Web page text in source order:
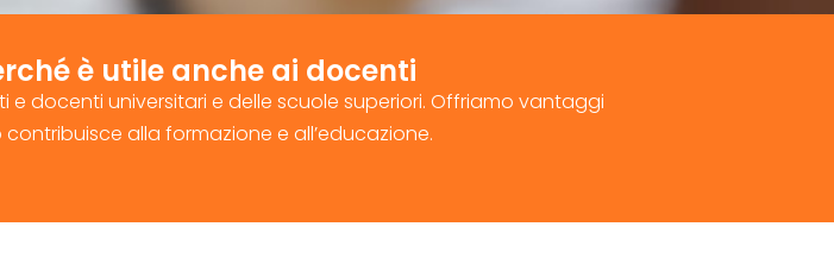
è utile anche ai docenti
e docenti universitari e delle scuole superiori. Offriamo vantaggi
alla formazione e all’educazione.